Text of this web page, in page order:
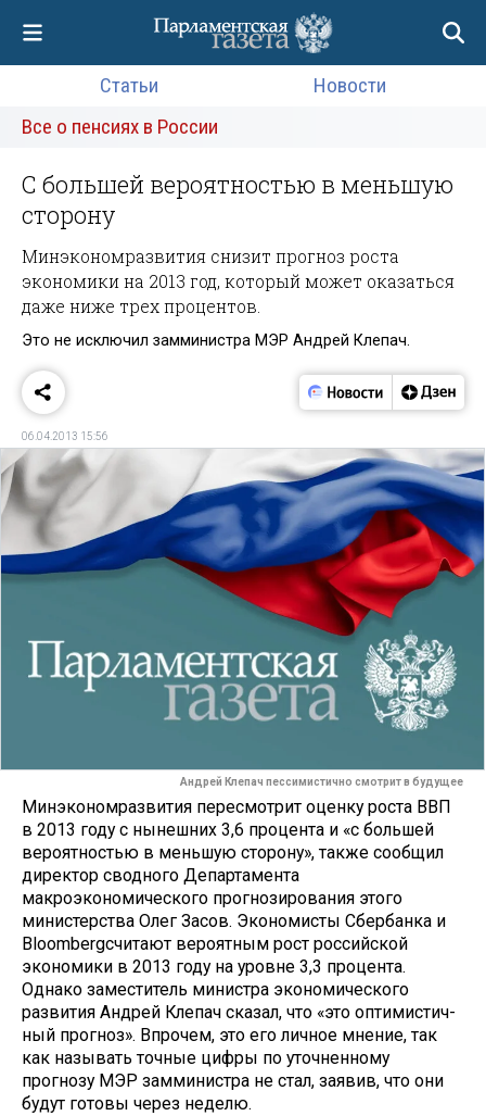
Статьи
Новости
Все о пенсиях в России
С большей вероятностью в меньшую
сторону
Минэкономразвития снизит прогноз роста
экономики на 2013 год, который может оказаться
даже ниже трех процентов.
Это не исключил замминистра МЭР Андрей Клепач.
06.04.2013 15:56
Андрей Клепач пессимистично смотрит в будущее
Минэкономразвития пересмотрит оценку роста ВВП
в 2013 году с нынеш­них 3,6 процента и «с большей
вероят­ностью в меньшую сторону», также со­общил
директор сводного Департамен­та
макроэкономического прогнозиро­вания этого
министерства Олег Засов. Экономисты Сбербанка и
Bloombergсчитают вероятным рост российской
экономики в 2013 году на уровне 3,3 процента.
Однако заместитель мини­стра экономического
развития Андрей Клепач сказал, что «это оптимистич­
ный прогноз». Впрочем, это его лич­ное мнение, так
как называть точные цифры по уточненному
прогнозу МЭР замминистра не стал, заявив, что они
будут готовы через неделю.